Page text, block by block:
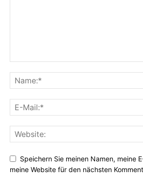
Speichern Sie meinen Namen, meine
meine Website für den nächsten